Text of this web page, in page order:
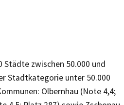
zwischen 50.000 und
Stadtkategorie unter 50.000
Olbernhau (Note 4,4;